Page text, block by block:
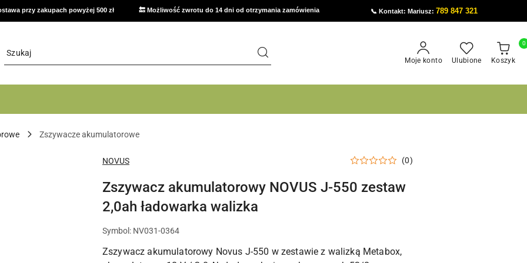
przy zakupach powyżej 500 zł 🔙 Możliwość zwrotu do 14 dni od otrzymania zamówienia 📞 Kontakt: Mariusz:789 847 321
Moje konto Ulubione Koszyk
0
Zszywacze akumulatorowe
NAZWA
PRODUCENTA:
NOVUS (0)
Zszywacz akumulatorowy NOVUS J-550 zestaw
2,0ah ładowarka walizka
Symbol: NV031-0364
Zszywacz akumulatorowy Novus J-550 w zestawie z walizką Metabox,